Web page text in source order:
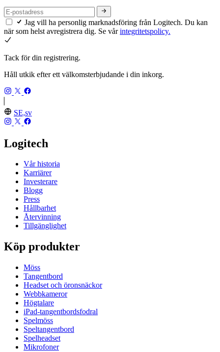
Jag vill ha personlig marknadsföring från Logitech. Du kan
när som helst avregistrera dig. Se vårintegritetspolicy.
Tack för din registrering.
Håll utkik efter ett välkomsterbjudande i din inkorg.
SE,sv
Logitech
Vår historia
Karriärer
Investerare
Blogg
Press
Hållbarhet
Återvinning
Tillgänglighet
Köp produkter
Möss
Tangentbord
Headset och öronsnäckor
Webbkameror
Högtalare
iPad-tangentbordsfodral
Spelmöss
Speltangentbord
Spelheadset
Mikrofoner